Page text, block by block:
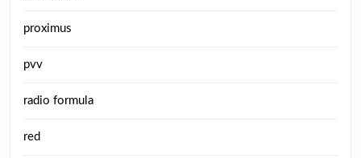
proximus
pvv
radio formula
red